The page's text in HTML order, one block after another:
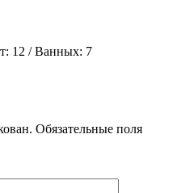
12 /Ванных: 7
Обязательные поля